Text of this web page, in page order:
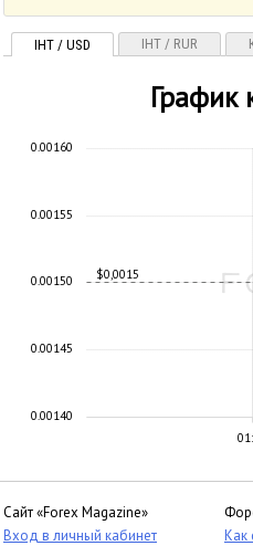
IHT / USD IHT / RUR
График
$0,0015
0.00140
0.00145
0.00150
0.00155
0.00160
Сайт «Forex Magazine»
Вход в личный кабинет
Как